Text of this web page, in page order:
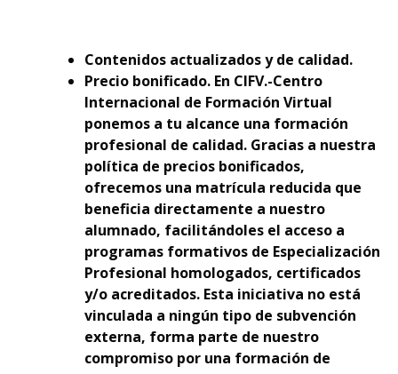
Contenidos actualizados y de calidad.
Precio bonificado. En CIFV.-Centro
Internacional de Formación Virtual
ponemos a tu alcance una formación
profesional de calidad. Gracias a nuestra
política de precios bonificados,
ofrecemos una matrícula reducida que
beneficia directamente a nuestro
alumnado, facilitándoles el acceso a
programas formativos de Especialización
Profesional homologados, certificados
y/o acreditados. Esta iniciativa no está
vinculada a ningún tipo de subvención
externa, forma parte de nuestro
compromiso por una formación de